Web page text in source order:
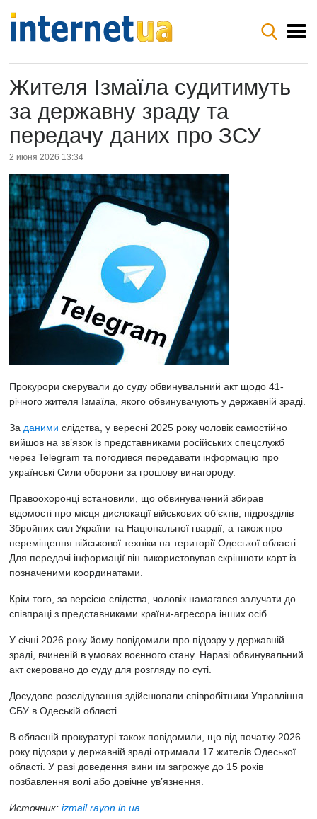
Жителя Ізмаїла судитимуть
за державну зраду та
передачу даних про ЗСУ
2 июня 2026 13:34
Прокурори скерували до суду обвинувальний акт щодо 41-
річного жителя Ізмаїла, якого обвинувачують у державній зраді.
За даними слідства, у вересні 2025 року чоловік самостійно
вийшов на зв’язок із представниками російських спецслужб
через Telegram та погодився передавати інформацію про
українські Сили оборони за грошову винагороду.
Правоохоронці встановили, що обвинувачений збирав
відомості про місця дислокації військових об’єктів, підрозділів
Збройних сил України та Національної гвардії, а також про
переміщення військової техніки на території Одеської області.
Для передачі інформації він використовував скріншоти карт із
позначеними координатами.
Крім того, за версією слідства, чоловік намагався залучати до
співпраці з представниками країни-агресора інших осіб.
У січні 2026 року йому повідомили про підозру у державній
зраді, вчиненій в умовах воєнного стану. Наразі обвинувальний
акт скеровано до суду для розгляду по суті.
Досудове розслідування здійснювали співробітники Управління
СБУ в Одеській області.
В обласній прокуратурі також повідомили, що від початку 2026
року підозри у державній зраді отримали 17 жителів Одеської
області. У разі доведення вини їм загрожує до 15 років
позбавлення волі або довічне ув’язнення.
Источник: izmail.rayon.in.ua